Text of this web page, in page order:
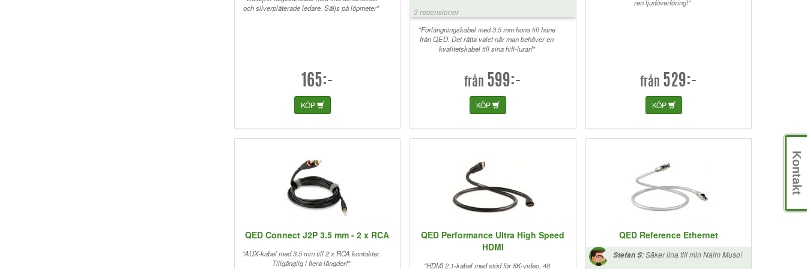
och silverpläterade ledare. Säljs på löpmeter"
165:-
KÖP
3 recensioner
"Förlängningskabel med 3.5 mm hona till hane
från QED. Det rätta valet när man behöver en
kvalitetskabel till sina hifi-lurar!"
från 599:-
KÖP
ren ljudöverföring!"
från 529:-
KÖP
QED Connect J2P 3.5 mm - 2 x RCA
"AUX-kabel med 3.5 mm till 2 x RCA kontakter.
Tillgänglig i flera längder!"
QED Performance Ultra High Speed
HDMI
"HDMI 2.1-kabel med stöd för 8K-video, 48
QED Reference Ethernet
Stefan S: Säker lina till min Naim Muso!
Kontakt